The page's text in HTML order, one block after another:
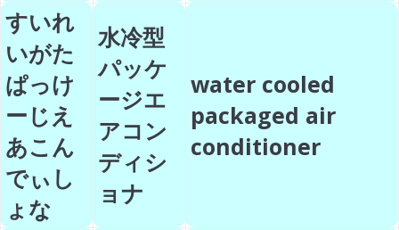
すいれ
いがた
ぱっけ
ーじえ
あこん
でぃし
ょな
水冷型
パッケ
ージエ
アコン
ディシ
ョナ
water cooled
packaged air
conditioner